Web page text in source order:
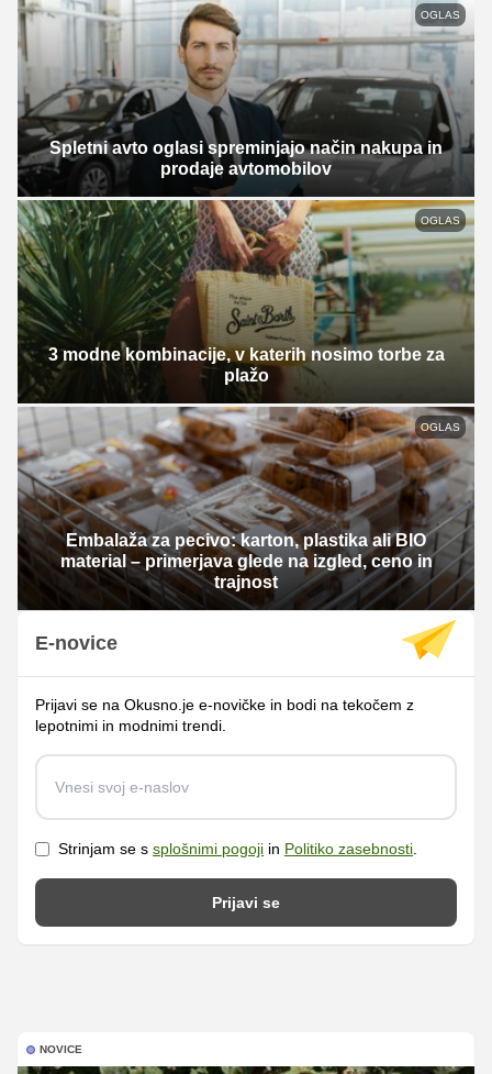
OGLAS
Spletni avto oglasi spreminjajo način nakupa in
prodaje avtomobilov
OGLAS
3 modne kombinacije, v katerih nosimo torbe za
plažo
OGLAS
Embalaža za pecivo: karton, plastika ali BIO
material – primerjava glede na izgled, ceno in
trajnost
E-novice
Prijavi se na Okusno.je e-novičke in bodi na tekočem z
lepotnimi in modnimi trendi.
Strinjam se s splošnimi pogoji in Politiko zasebnosti
Prijavi se
NOVICE